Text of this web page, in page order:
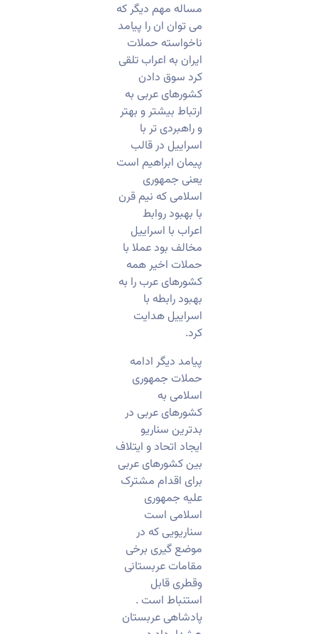
مساله مهم دیگر که
می توان ان را پیامد
ناخواسته حملات
ایران به اعراب تلقی
کرد سوق دادن
کشورهای عربی به
ارتباط بیشتر و بهتر
و راهبردی تر با
اسراییل در قالب
پیمان ابراهیم است
یعنی جمهوری
اسلامی که نیم قرن
با بهبود روابط
اعراب با اسراییل
مخالف بود عملا با
حملات اخیر همه
کشورهای عرب را به
بهبود رابطه با
اسراییل هدایت
کرد.
پیامد دیگر ادامه
حملات جمهوری
اسلامی به
کشورهای عربی در
بدترین سناریو
ایجاد اتحاد و ایتلاف
بین کشورهای عربی
برای اقدام مشترک
علیه جمهوری
اسلامی است
سناریویی که در
موضع گیری برخی
مقامات عربستانی
وقطری قابل
استنباط است .
پادشاهی عربستان